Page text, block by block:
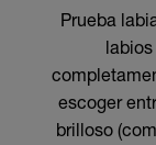
Prueba
escoger
brilloso